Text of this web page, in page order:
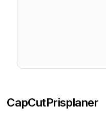
CapCutPrisplaner